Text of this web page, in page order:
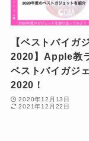
【ベストバイガ
2020】Apple教
ベストバイガジ
2020！
2020年12月13日
2021年12月22日